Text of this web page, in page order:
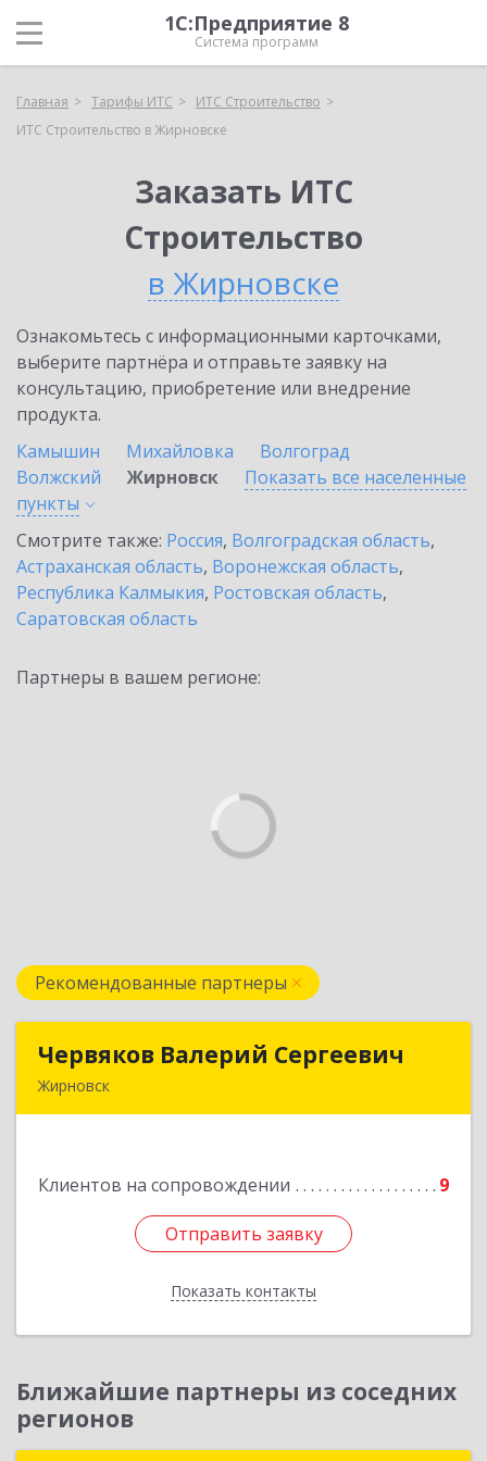
1С:Предприятие 8
Система программ
Главная Тарифы ИТС
ИТС Строительство
ИТС Строительство в Жирновске
Заказать ИТС
Строительство
в Жирновске
Ознакомьтесь с информационными карточками,
выберите партнёра и отправьте заявку на
консультацию, приобретение или внедрение
продукта.
Камышин
Михайловка
Волгоград
Волжский
Жирновск
Показать все населенные
пункты
Смотрите также: Россия, Волгоградская область,
Астраханская область, Воронежская область,
Республика Калмыкия, Ростовская область,
Саратовская область
Партнеры в вашем регионе:
Рекомендованные партнеры
Червяков Валерий Сергеевич
Жирновск
Клиентов на сопровождении 9
Отправить заявку
Показать контакты
Червяков Валерий Сергеевич
Ближайшие партнеры из соседних
регионов